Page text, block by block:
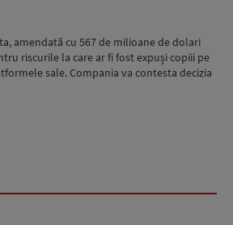
amendată cu 567 de milioane de dolari
riscurile la care ar fi fost expuși copiii pe
sale. Compania va contesta decizia